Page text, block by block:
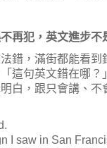
再犯，英文進步不
錯，滿街都能看
這句英文錯在哪
白，跟只會講、
I saw in San